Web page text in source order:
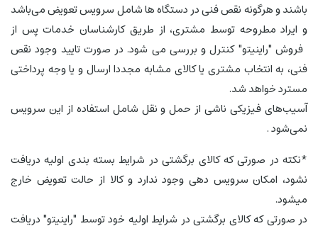
باشند و هرگونه نقص فنی در دستگاه ها شامل سرویس تعویض می‌باشد
و ایراد مطروحه توسط مشتری، از طریق کارشناسان خدمات پس از
فروش "راینیتو" کنترل و بررسی می شود. در صورت تایید وجود نقص
فنی، به انتخاب مشتری یا کالای مشابه مجددا ارسال و یا وجه پرداختی
مسترد خواهد شد.
آسیب‏‌های فیزیکی ناشی از حمل و نقل شامل استفاده از این سرویس
نمی‏‌شود .
*نکته در صورتی که کالای برگشتی در شرایط بسته بندی اولیه دریافت
نشود، امکان سرویس دهی وجود ندارد و کالا از حالت تعویض خارج
میشود.
در صورتی که کالای برگشتی در شرایط اولیه خود توسط "راینیتو" دریافت